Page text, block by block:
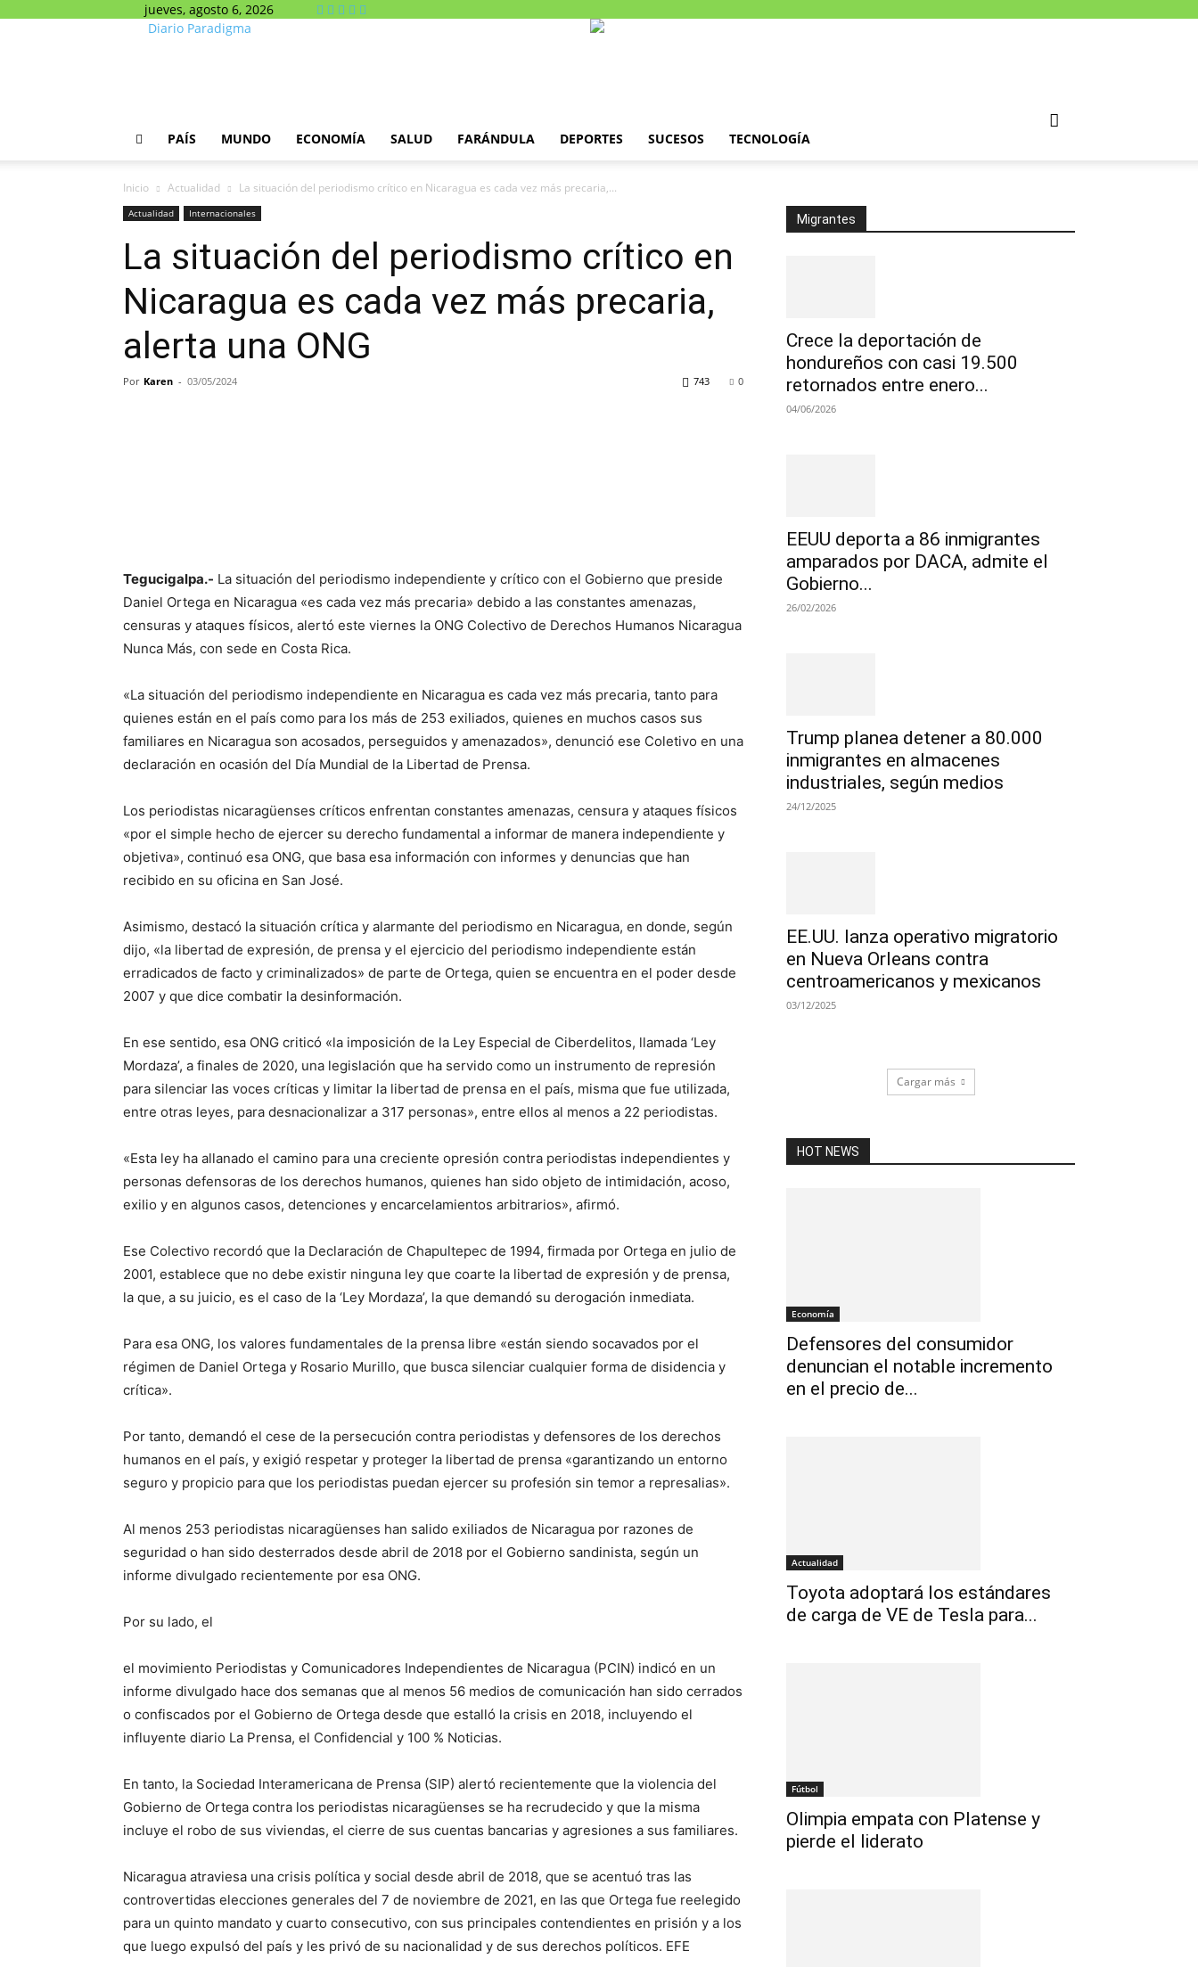
jueves, agosto 6, 2026
Diario Paradigma
PAÍS MUNDO ECONOMÍA SALUD FARÁNDULA DEPORTES SUCESOS TECNOLOGÍA
Inicio Actualidad La situación del periodismo crítico en Nicaragua es cada vez más precaria,...
Actualidad Internacionales
La situación del periodismo crítico en
Nicaragua es cada vez más precaria,
alerta una ONG
Por Karen - 03/05/2024 0
743
Tegucigalpa.- La situación del periodismo independiente y crítico con el Gobierno que preside
Daniel Ortega en Nicaragua «es cada vez más precaria» debido a las constantes amenazas,
censuras y ataques físicos, alertó este viernes la ONG Colectivo de Derechos Humanos Nicaragua
Nunca Más, con sede en Costa Rica.
«La situación del periodismo independiente en Nicaragua es cada vez más precaria, tanto para
quienes están en el país como para los más de 253 exiliados, quienes en muchos casos sus
familiares en Nicaragua son acosados, perseguidos y amenazados», denunció ese Coletivo en una
declaración en ocasión del Día Mundial de la Libertad de Prensa.
Los periodistas nicaragüenses críticos enfrentan constantes amenazas, censura y ataques físicos
«por el simple hecho de ejercer su derecho fundamental a informar de manera independiente y
objetiva», continuó esa ONG, que basa esa información con informes y denuncias que han
recibido en su oficina en San José.
Asimismo, destacó la situación crítica y alarmante del periodismo en Nicaragua, en donde, según
dijo, «la libertad de expresión, de prensa y el ejercicio del periodismo independiente están
erradicados de facto y criminalizados» de parte de Ortega, quien se encuentra en el poder desde
2007 y que dice combatir la desinformación.
En ese sentido, esa ONG criticó «la imposición de la Ley Especial de Ciberdelitos, llamada ‘Ley
Mordaza’, a finales de 2020, una legislación que ha servido como un instrumento de represión
para silenciar las voces críticas y limitar la libertad de prensa en el país, misma que fue utilizada,
entre otras leyes, para desnacionalizar a 317 personas», entre ellos al menos a 22 periodistas.
«Esta ley ha allanado el camino para una creciente opresión contra periodistas independientes y
personas defensoras de los derechos humanos, quienes han sido objeto de intimidación, acoso,
exilio y en algunos casos, detenciones y encarcelamientos arbitrarios», afirmó.
Ese Colectivo recordó que la Declaración de Chapultepec de 1994, firmada por Ortega en julio de
2001, establece que no debe existir ninguna ley que coarte la libertad de expresión y de prensa,
la que, a su juicio, es el caso de la ‘Ley Mordaza’, la que demandó su derogación inmediata.
Para esa ONG, los valores fundamentales de la prensa libre «están siendo socavados por el
régimen de Daniel Ortega y Rosario Murillo, que busca silenciar cualquier forma de disidencia y
crítica».
Por tanto, demandó el cese de la persecución contra periodistas y defensores de los derechos
humanos en el país, y exigió respetar y proteger la libertad de prensa «garantizando un entorno
seguro y propicio para que los periodistas puedan ejercer su profesión sin temor a represalias».
Al menos 253 periodistas nicaragüenses han salido exiliados de Nicaragua por razones de
seguridad o han sido desterrados desde abril de 2018 por el Gobierno sandinista, según un
informe divulgado recientemente por esa ONG.
Por su lado, el
el movimiento Periodistas y Comunicadores Independientes de Nicaragua (PCIN) indicó en un
informe divulgado hace dos semanas que al menos 56 medios de comunicación han sido cerrados
o confiscados por el Gobierno de Ortega desde que estalló la crisis en 2018, incluyendo el
influyente diario La Prensa, el Confidencial y 100 % Noticias.
En tanto, la Sociedad Interamericana de Prensa (SIP) alertó recientemente que la violencia del
Gobierno de Ortega contra los periodistas nicaragüenses se ha recrudecido y que la misma
incluye el robo de sus viviendas, el cierre de sus cuentas bancarias y agresiones a sus familiares.
Nicaragua atraviesa una crisis política y social desde abril de 2018, que se acentuó tras las
controvertidas elecciones generales del 7 de noviembre de 2021, en las que Ortega fue reelegido
para un quinto mandato y cuarto consecutivo, con sus principales contendientes en prisión y a los
que luego expulsó del país y les privó de su nacionalidad y de sus derechos políticos. EFE
Migrantes
Crece la deportación de
hondureños con casi 19.500
retornados entre enero...
04/06/2026
EEUU deporta a 86 inmigrantes
amparados por DACA, admite el
Gobierno...
26/02/2026
Trump planea detener a 80.000
inmigrantes en almacenes
industriales, según medios
24/12/2025
EE.UU. lanza operativo migratorio
en Nueva Orleans contra
centroamericanos y mexicanos
03/12/2025
Cargar más
HOT NEWS
Economía
Defensores del consumidor
denuncian el notable incremento
en el precio de...
Actualidad
Toyota adoptará los estándares
de carga de VE de Tesla para...
Fútbol
Olimpia empata con Platense y
pierde el liderato